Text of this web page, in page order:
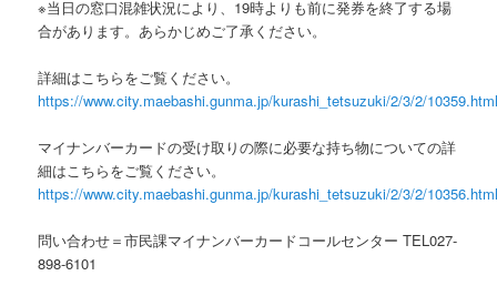
※当日の窓口混雑状況により、19時よりも前に発券を終了する場
合があります。あらかじめご了承ください。
詳細はこちらをご覧ください。
https://www.city.maebashi.gunma.jp/kurashi_tetsuzuki/2/3/2/
マイナンバーカードの受け取りの際に必要な持ち物についての詳
細はこちらをご覧ください。
https://www.city.maebashi.gunma.jp/kurashi_tetsuzuki/2/3/2/
問い合わせ＝市民課マイナンバーカードコールセンター TEL027-
898-6101